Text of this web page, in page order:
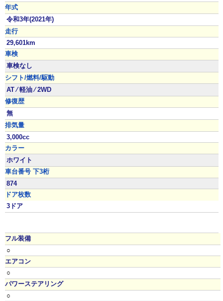
年式
令和3年(2021年)
走行
29,601km
車検
車検なし
シフト/燃料/駆動
AT ⁄ 軽油 ⁄ 2WD
修復歴
無
排気量
3,000cc
カラー
ホワイト
車台番号 下3桁
874
ドア枚数
3ドア
フル装備
○
エアコン
○
パワーステアリング
○